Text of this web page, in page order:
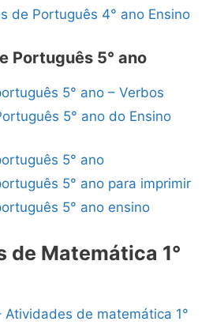
de Português 4° ano Ensino
Português 5° ano
5° ano – Verbos
5° ano do Ensino
5° ano
5° ano para imprimir
5° ano ensino
de Matemática 1°
Atividades de matemática 1°